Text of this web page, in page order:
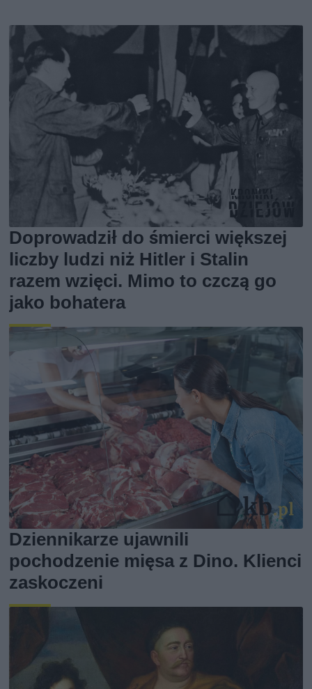
Doprowadził do śmierci większej
liczby ludzi niż Hitler i Stalin
razem wzięci. Mimo to czczą go
jako bohatera
Dziennikarze ujawnili
pochodzenie mięsa z Dino. Klienci
zaskoczeni